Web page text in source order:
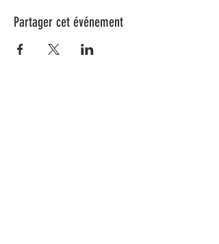
Partager cet événement